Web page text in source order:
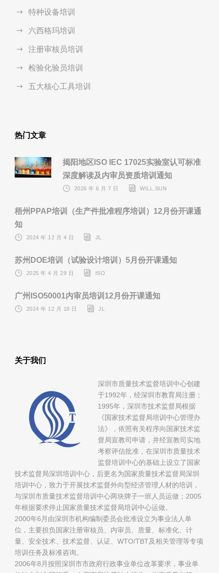
特种设备培训
六西格玛培训
注册审核员培训
检验化验员培训
五大核心工具培训
热门文章
揭阳地区ISO IEC 17025实验室认可标准
深度解读及内审员资质培训通知
2026 年 6 月 7 日 WILL.SUN
梧州PPAP培训（生产件批准程序培训）12月份开课通
知
2024 年 12 月 4 日 JL
苏州DOE培训（试验设计培训）5月份开课通知
2025 年 4 月 29 日 ISO
广州ISO50001内审员培训12月份开课通知
2024 年 12 月 18 日 JL
关于我们
深圳市质量技术监督培训中心创建
于1992年，经深圳市教育局注册；
1995年，深圳市技术监督局根据
《国家技术监督局培训中心管理办
法》，依照有关程序向国家技术监
督局宣教司申请，并经宣教司实地
考察评估批准，在深圳市质量技术
监督培训中心的基础上设立了国家
技术监督局深圳培训中心，后更名为国家质量技术监督局深圳
培训中心，致力于开展技术监督外向型经济管理人材的培训，
与深圳市质量技术监督培训中心两块牌子一班人员运做；2005
年根据要求停止国家质量技术监督局培训中心运做。
2000年6月由深圳市机构编制委员会批准设立为事业法人单
位，主要担负国家注册审核员、内审员、质量、标准化、计
量、安全技术、技术监督、认证、WTO/TBT及相关管理等专项
培训任务及标准咨询。
2006年8月按照深圳市市政府行政事业单位改革要求，事业单